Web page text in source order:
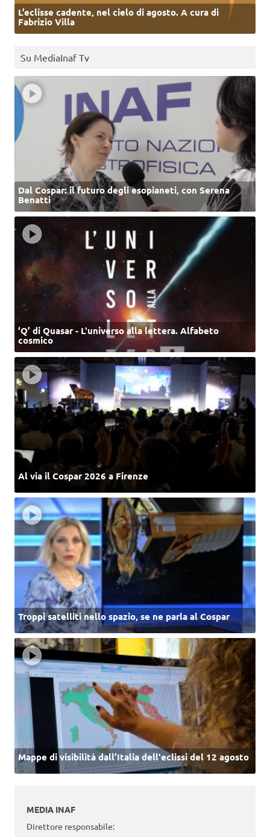
L’eclisse cadente, nel cielo di agosto. A cura di
Fabrizio Villa
Su MediaInaf Tv
Dal Cospar: il futuro degli esopianeti, con Serena
Benatti
‘Q’ di Quasar - L'universo alla lettera. Alfabeto
cosmico
Al via il Cospar 2026 a Firenze
Troppi satelliti nello spazio, se ne parla al Cospar
Mappe di visibilità dall’Italia dell'eclissi del 12 agosto
MEDIA INAF
Direttore responsabile: